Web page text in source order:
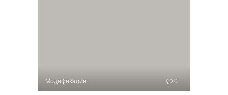
Модификации 0